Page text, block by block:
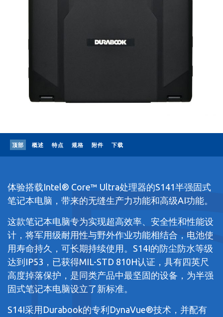
顶部 概述 特点 规格 附件 下载
体验搭载Intel® Core™ Ultra处理器的S141半强固式
笔记本电脑，带来的无缝生产力功能和高级AI功能。
这款笔记本电脑专为实现超高效率、安全性和性能设
计，将军用级耐用性与野外作业功能相结合，电池使
用寿命持久，可长期持续使用。S14I的防尘防水等级
达到IP53，已获得MIL-STD 810H认证，具有四英尺
高度掉落保护，是同类产品中最坚固的设备，为半强
固式笔记本电脑设立了新标准。
S14I采用Durabook的专利DynaVue®技术，并配有